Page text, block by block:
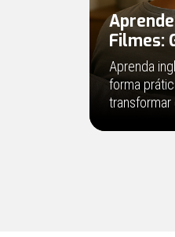
Filmes:
Aprenda
forma
transformar